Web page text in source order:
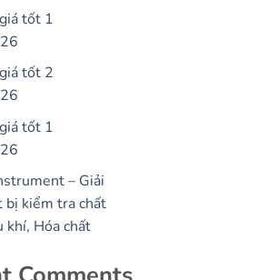
tốt 1
tốt 2
tốt 1
– Giải
bị kiểm tra chất
khí, Hóa chất